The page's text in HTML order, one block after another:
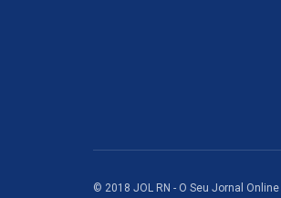
© 2018 JOL RN - O Seu Jornal